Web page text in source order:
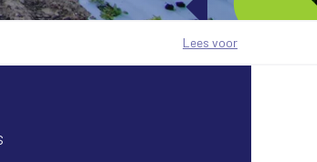
Lees voor